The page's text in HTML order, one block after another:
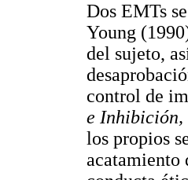
Dos EMTs
Young
del sujeto,
control de
e Inhibición,
los propios
acatamiento